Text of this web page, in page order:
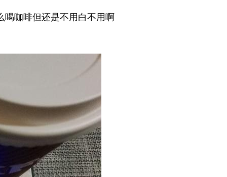
喝咖啡但还是不用白不用啊